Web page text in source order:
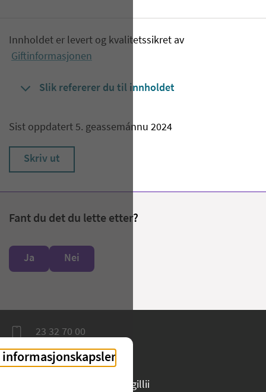
Innholdet er levert og kvalitetssikret av
Giftinformasjonen
Slik refererer du til innholdet
Sist oppdatert 5. geassemánnu 2024
Skriv ut
Fant du det du lette etter?
Ja Nei